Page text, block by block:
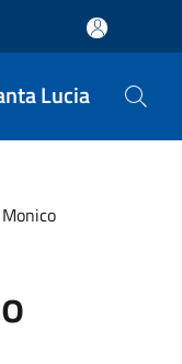
Lucia